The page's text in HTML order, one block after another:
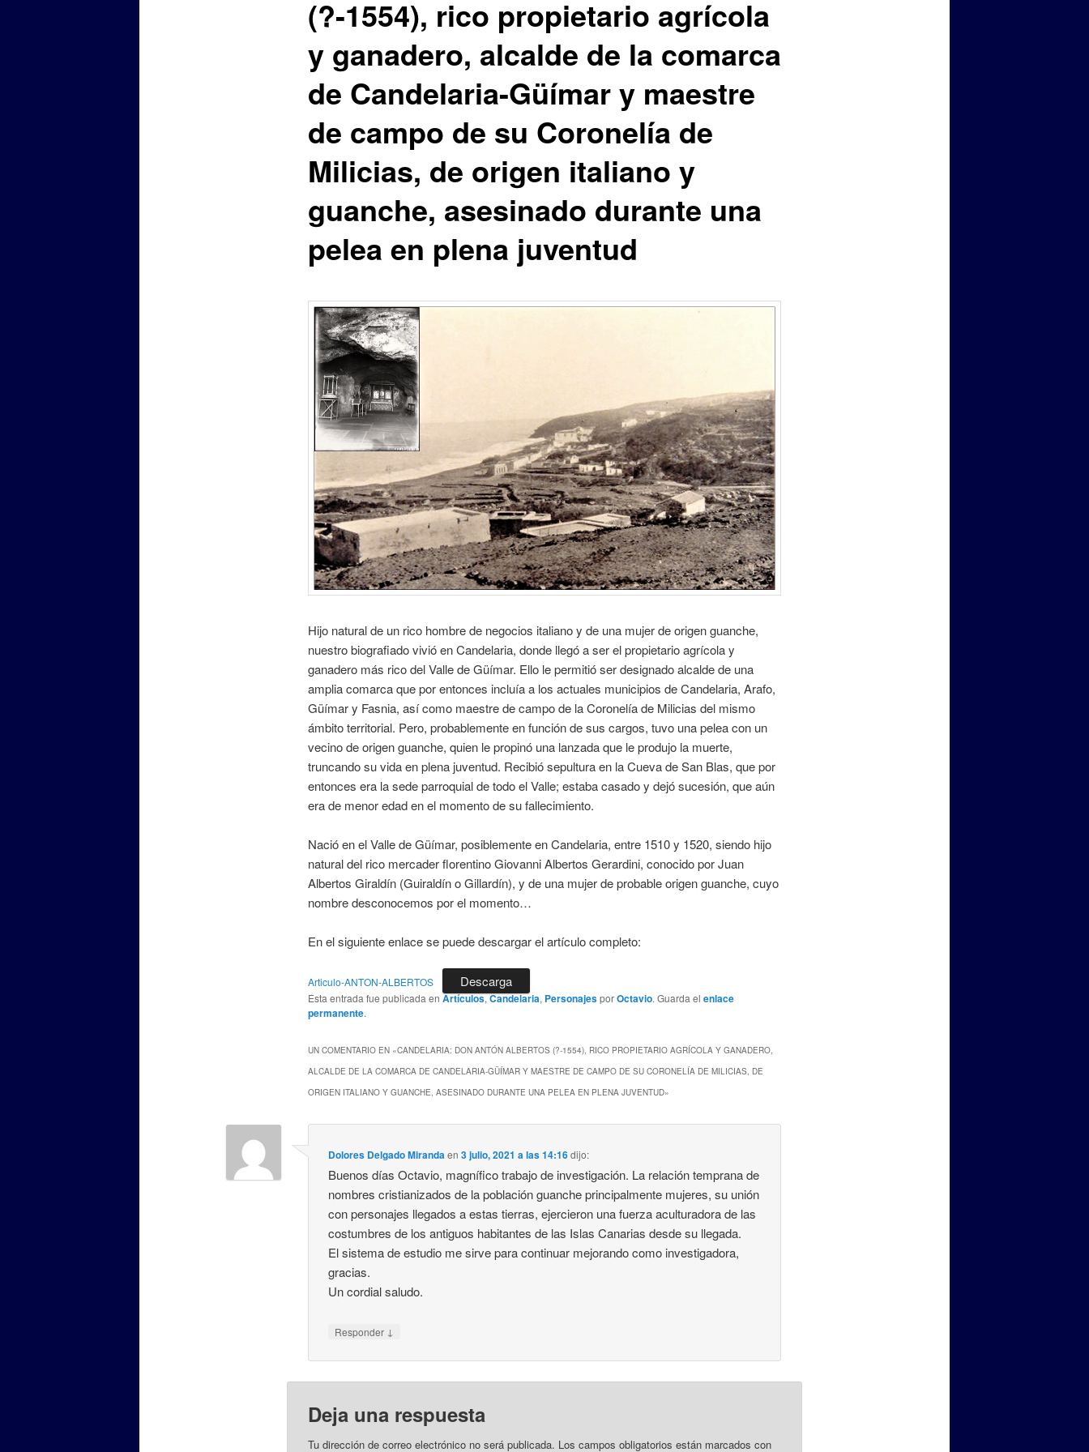
(?-1554), rico propietario agrícola
y ganadero, alcalde de la comarca
de Candelaria-Güímar y maestre
de campo de su Coronelía de
Milicias, de origen italiano y
guanche, asesinado durante una
pelea en plena juventud
Hijo natural de un rico hombre de negocios italiano y de una mujer de origen guanche,
nuestro biografiado vivió en Candelaria, donde llegó a ser el propietario agrícola y
ganadero más rico del Valle de Güímar. Ello le permitió ser designado alcalde de una
amplia comarca que por entonces incluía a los actuales municipios de Candelaria, Arafo,
Güímar y Fasnia, así como maestre de campo de la Coronelía de Milicias del mismo
ámbito territorial. Pero, probablemente en función de sus cargos, tuvo una pelea con un
vecino de origen guanche, quien le propinó una lanzada que le produjo la muerte,
truncando su vida en plena juventud. Recibió sepultura en la Cueva de San Blas, que por
entonces era la sede parroquial de todo el Valle; estaba casado y dejó sucesión, que aún
era de menor edad en el momento de su fallecimiento.
Nació en el Valle de Güímar, posiblemente en Candelaria, entre 1510 y 1520, siendo hijo
natural del rico mercader florentino Giovanni Albertos Gerardini, conocido por Juan
Albertos Giraldín (Guiraldín o Gillardín), y de una mujer de probable origen guanche, cuyo
nombre desconocemos por el momento…
En el siguiente enlace se puede descargar el artículo completo:
Articulo-ANTON-ALBERTOS Descarga
Esta entrada fue publicada en Artículos,Candelaria, PersonajesporOctavio. Guarda el enlace
permanente.
UN COMENTARIO EN «CANDELARIA: DON ANTÓN ALBERTOS (?-1554), RICO PROPIETARIO AGRÍCOLA Y GANADERO,
ALCALDE DE LA COMARCA DE CANDELARIA-GÜÍMAR Y MAESTRE DE CAMPO DE SU CORONELÍA DE MILICIAS, DE
ORIGEN ITALIANO Y GUANCHE, ASESINADO DURANTE UNA PELEA EN PLENA JUVENTUD»
Dolores Delgado Mirandaen3 julio, 2021 a las 14:16dijo:
Buenos días Octavio, magnífico trabajo de investigación. La relación temprana de
nombres cristianizados de la población guanche principalmente mujeres, su unión
con personajes llegados a estas tierras, ejercieron una fuerza aculturadora de las
costumbres de los antiguos habitantes de las Islas Canarias desde su llegada.
El sistema de estudio me sirve para continuar mejorando como investigadora,
gracias.
Un cordial saludo.
Responder ↓
Deja una respuesta
Tu dirección de correo electrónico no será publicada. Los campos obligatorios están marcados con